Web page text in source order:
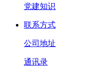
党建知识
联系方式
公司地址
通讯录